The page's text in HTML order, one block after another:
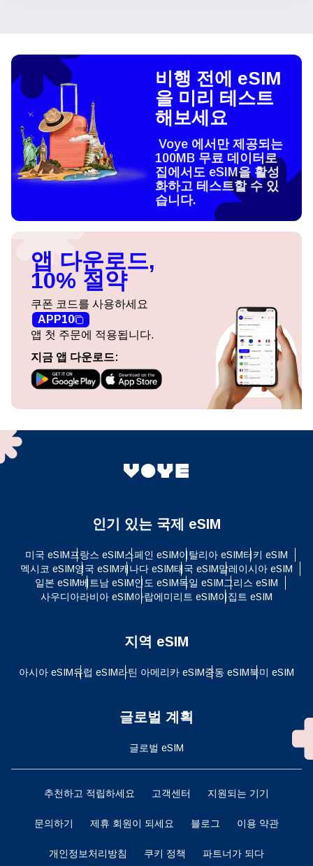
비행 전에 eSIM
을 미리 테스트
해보세요
Voye 에서만 제공되는
100MB 무료 데이터로
집에서도 eSIM을 활성
화하고 테스트할 수 있
습니다.
앱 다운로드,
10% 절약
쿠폰 코드를 사용하세요
APP10
앱 첫 주문에 적용됩니다.
지금 앱 다운로드:
인기 있는 국제 eSIM
미국 eSIM프랑스 eSIM스페인 eSIM이탈리아 eSIM터키 eSIM
멕시코 eSIM영국 eSIM캐나다 eSIM태국 eSIM말레이시아 eSIM
일본 eSIM베트남 eSIM인도 eSIM독일 eSIM그리스 eSIM
사우디아라비아 eSIM아랍에미리트 eSIM이집트 eSIM
지역 eSIM
아시아 eSIM유럽 ​​eSIM라틴 아메리카 eSIM중동 eSIM북미 eSIM
글로벌 계획
글로벌 eSIM
추천하고 적립하세요 고객센터 지원되는 기기
문의하기 제휴 회원이 되세요 블로그 이용 약관
개인정보처리방침 쿠키 정책 파트너가 되다